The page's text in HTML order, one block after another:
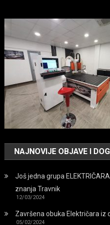
NAJNOVIJE OBJAVE I
Još jedna grupa
znanja Travnik
12/03/2024
Završena obuka Električara iz
05/02/2024